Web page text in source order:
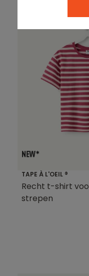
TAPE À L'OEIL ®
Recht t-shirt
strepen